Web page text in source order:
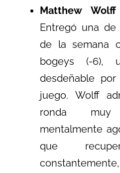
Matthew Wolff
Entregó una de
de la semana
bogeys (-6),
desdeñable
juego. Wolff
ronda
mentalmente
que